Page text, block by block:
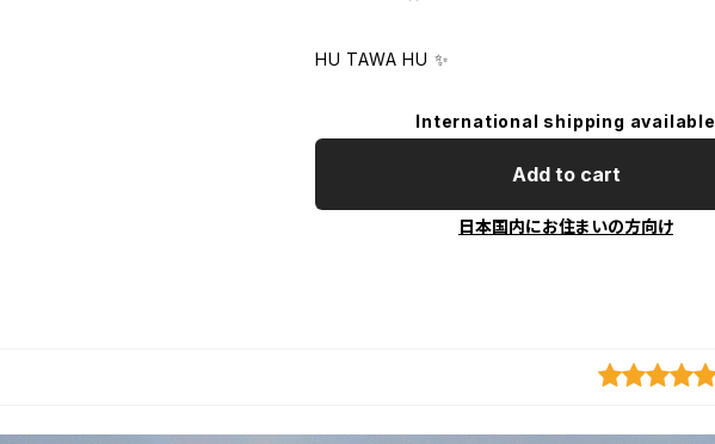
HU TAWA HU ✨
International shipping available
Add to cart
日本国内にお住まいの方向け